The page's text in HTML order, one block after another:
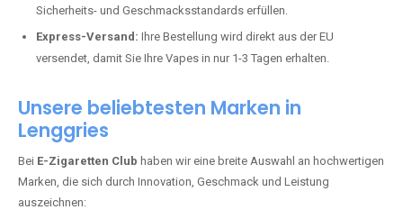
Sicherheits- und Geschmacksstandards erfüllen.
Express-Versand: Ihre Bestellung wird direkt aus der EU
versendet, damit Sie Ihre Vapes in nur 1-3 Tagen erhalten.
Unsere beliebtesten Marken in
Lenggries
Bei E-Zigaretten Club haben wir eine breite Auswahl an hochwertigen
Marken, die sich durch Innovation, Geschmack und Leistung
auszeichnen: